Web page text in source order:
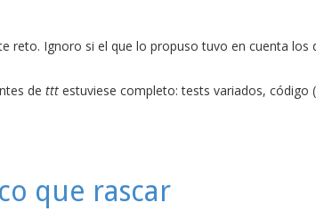
reto. Ignoro si el que lo propuso tuvo en cuenta
de ttt estuviese completo: tests variados,
que rascar